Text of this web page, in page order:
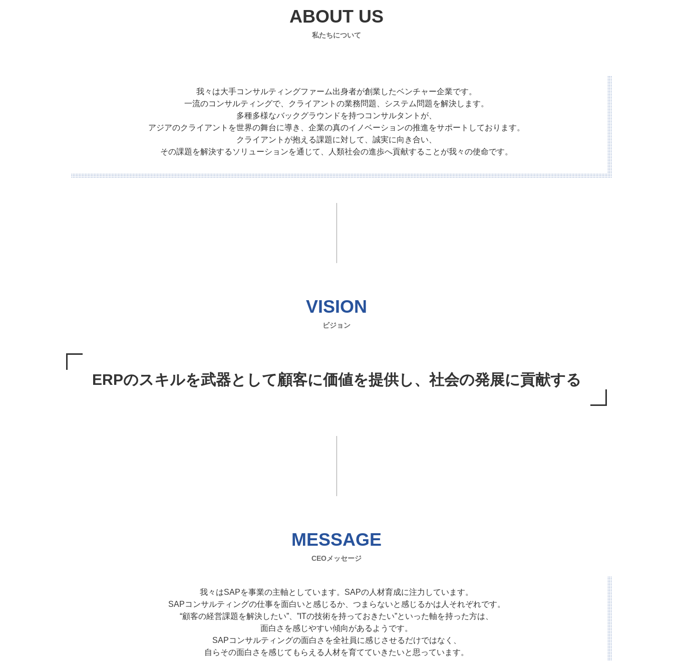
ABOUT US
私たちについて
我々は大手コンサルティングファーム出身者が創業したベンチャー企業です。
一流のコンサルティングで、クライアントの業務問題、システム問題を解決します。
多種多様なバックグラウンドを持つコンサルタントが、
アジアのクライアントを世界の舞台に導き、企業の真のイノベーションの推進をサポートしております。
クライアントが抱える課題に対して、誠実に向き合い、
その課題を解決するソリューションを通じて、人類社会の進歩へ貢献することが我々の使命です。
VISION
ビジョン
ERPのスキルを武器として顧客に価値を提供し、社会の発展に貢献する
MESSAGE
CEOメッセージ
我々はSAPを事業の主軸としています。SAPの人材育成に注力しています。
SAPコンサルティングの仕事を面白いと感じるか、つまらないと感じるかは人それぞれです。
“顧客の経営課題を解決したい”、”ITの技術を持っておきたい”といった軸を持った方は、
面白さを感じやすい傾向があるようです。
SAPコンサルティングの面白さを全社員に感じさせるだけではなく、
自らその面白さを感じてもらえる人材を育てていきたいと思っています。